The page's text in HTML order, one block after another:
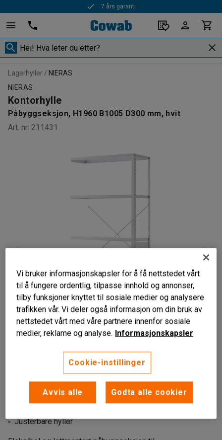
7 års garanti
Lagerhyller
NIERAS
NIERAS
Kontorhylle
Påbyggseksjon, H1960 B1005 D300 mm, hvit
Art. nr: 211431
Til hyllesystemer
Justerbare hyller
Vi bruker informasjonskapsler for å få nettstedet vårt
til å fungere ordentlig, tilpasse innhold og annonser,
tilby funksjoner knyttet til sosiale medier og analysere
trafikken vår. Vi deler også informasjon om din bruk av
nettstedet vårt med våre partnere innenfor sosiale
medier, reklame og analyse. Informasjonskapsler
Cookie-instillinger
Avvis alle Godta alle cookier